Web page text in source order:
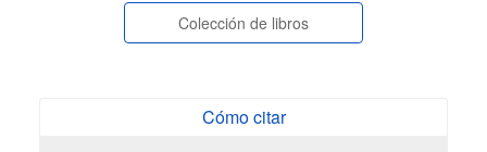
Colección de libros
Cómo citar